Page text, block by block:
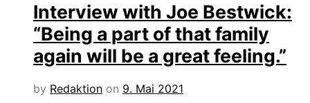
Interview with Joe Bestwick:
“Being a part of that family
again will be a great feeling.”
by Redaktion on 9. Mai 2021